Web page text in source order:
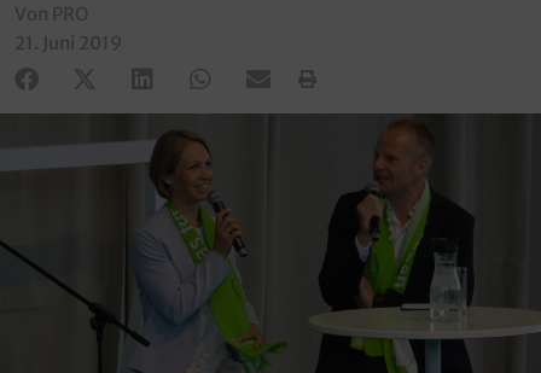
Von PRO
21. Juni 2019